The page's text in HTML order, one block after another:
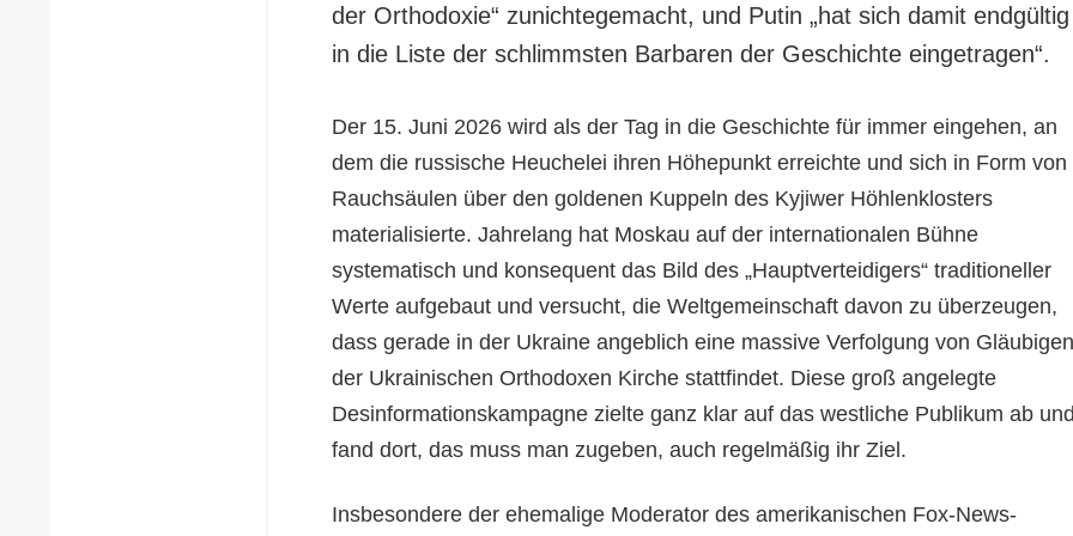
der Orthodoxie“ zunichtegemacht, und Putin „hat sich damit endgültig
in die Liste der schlimmsten Barbaren der Geschichte eingetragen“.
Der 15. Juni 2026 wird als der Tag in die Geschichte für immer eingehen, an
dem die russische Heuchelei ihren Höhepunkt erreichte und sich in Form von
Rauchsäulen über den goldenen Kuppeln des Kyjiwer Höhlenklosters
materialisierte. Jahrelang hat Moskau auf der internationalen Bühne
systematisch und konsequent das Bild des „Hauptverteidigers“ traditioneller
Werte aufgebaut und versucht, die Weltgemeinschaft davon zu überzeugen,
dass gerade in der Ukraine angeblich eine massive Verfolgung von Gläubigen
der Ukrainischen Orthodoxen Kirche stattfindet. Diese groß angelegte
Desinformationskampagne zielte ganz klar auf das westliche Publikum ab
fand dort, das muss man zugeben, auch regelmäßig ihr Ziel.
Insbesondere der ehemalige Moderator des amerikanischen Fox-News-